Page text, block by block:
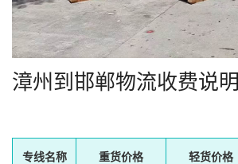
漳州到邯郸物流收费说明
专线名称 重货价格 轻货价格